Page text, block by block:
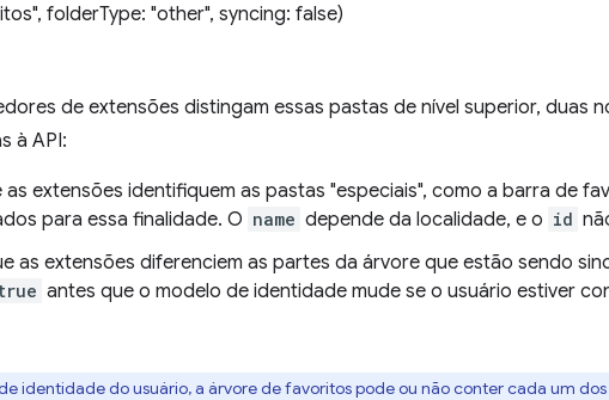
folderType: "other", syncing: false)
de extensões distingam essas pastas de nível superior, duas
à API:
as extensões identifiquem as pastas "especiais", como a barra de
para essa finalidade. O name depende da localidade, e o id
as extensões diferenciem as partes da árvore que estão sendo
antes que o modelo de identidade mude se o usuário estiver
identidade do usuário, a árvore de favoritos pode ou não conter cada um dos